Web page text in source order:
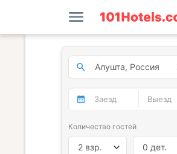
Количество гостей
2 взр. 0 дет.